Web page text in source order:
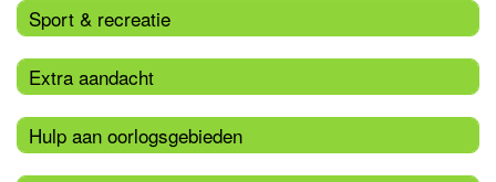
Sport & recreatie
Extra aandacht
Hulp aan oorlogsgebieden